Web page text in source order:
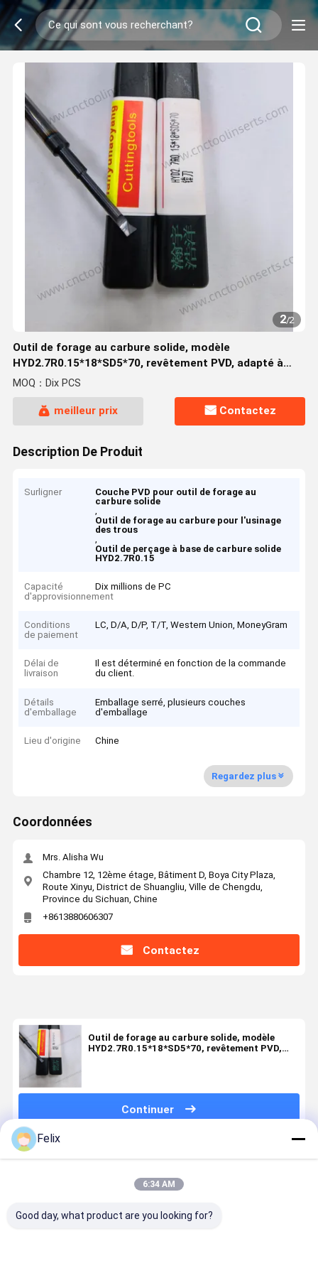
2/2
Outil de forage au carbure solide, modèle
HYD2.7R0.15*18*SD5*70, revêtement PVD, adapté à
l'usinage de trous
MOQ：Dix PCS
meilleur prix Contactez
Description De Produit
Surligner
Couche PVD pour outil de forage au
carbure solide
,
Outil de forage au carbure pour l'usinage
des trous
,
Outil de perçage à base de carbure solide
HYD2.7R0.15
Capacité
d'approvisionnement
Dix millions de PC
Conditions
de paiement
LC, D/A, D/P, T/T, Western Union, MoneyGram
Délai de
livraison
Il est déterminé en fonction de la commande
du client.
Détails
d'emballage
Emballage serré, plusieurs couches
d'emballage
Lieu d'origine Chine
Regardez plus
Coordonnées
Mrs. Alisha Wu
Chambre 12, 12ème étage, Bâtiment D, Boya City Plaza,
Route Xinyu, District de Shuangliu, Ville de Chengdu,
Province du Sichuan, Chine
+8613880606307
Contactez
Outil de forage au carbure solide, modèle
HYD2.7R0.15*18*SD5*70, revêtement PVD,
Continuer
Produits Recommandés
Felix
6:34 AM
Good day, what product are you looking for?